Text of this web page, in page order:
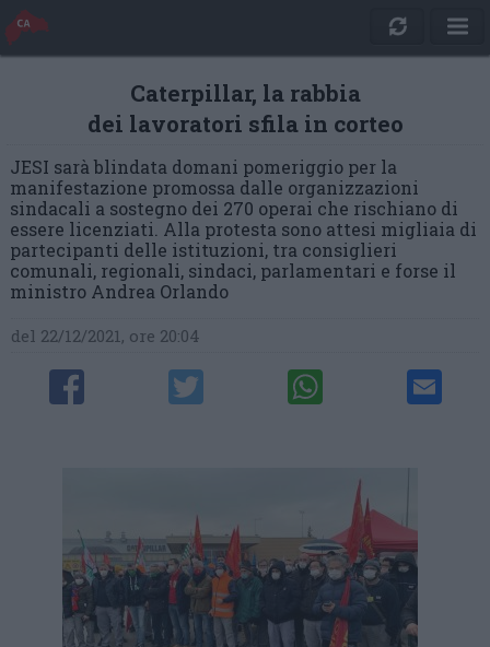
Caterpillar, la rabbia
dei lavoratori sfila in corteo
JESI sarà blindata domani pomeriggio per la
manifestazione promossa dalle organizzazioni
sindacali a sostegno dei 270 operai che rischiano di
essere licenziati. Alla protesta sono attesi migliaia di
partecipanti delle istituzioni, tra consiglieri
comunali, regionali, sindaci, parlamentari e forse il
ministro Andrea Orlando
del 22/12/2021, ore 20:04